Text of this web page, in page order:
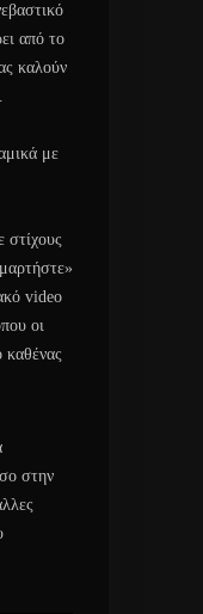
από το
καλούν
με
στίχους
video
οι
καθένας
στην